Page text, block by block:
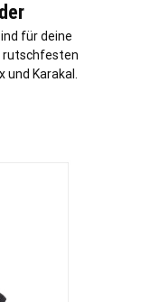
für deine
rutschfesten
und Karakal.